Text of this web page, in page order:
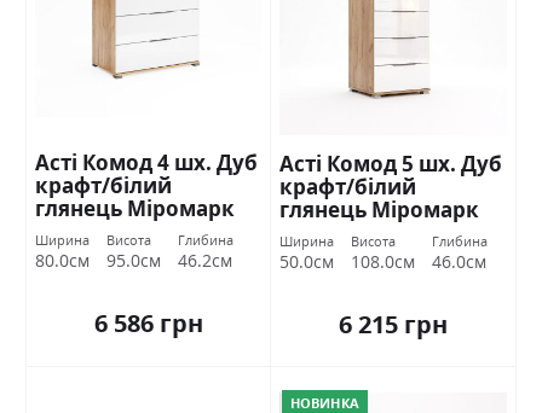
Асті Комод 4 шх. Дуб
крафт/білий
глянець Міромарк
Ширина
80.0см
Висота
95.0см
Глибина
46.2см
6 586 грн
Асті Комод 5 шх. Дуб
крафт/білий
глянець Міромарк
Ширина
50.0см
Висота
108.0см
Глибина
46.0см
6 215 грн
НОВИНКА